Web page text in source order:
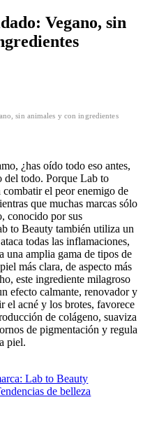
Vegano, sin
sin animales y con ingredientes
¿has oído todo eso antes,
del todo. Porque Lab to
el peor enemigo de
que muchas marcas sólo
conocido por sus
to Beauty también utiliza un
todas las inflamaciones,
una amplia gama de tipos de
más clara, de aspecto más
este ingrediente milagroso
efecto calmante, renovador y
el acné y los brotes, favorece
de colágeno, suaviza
de pigmentación y regula
piel.
Lab to Beauty
de belleza